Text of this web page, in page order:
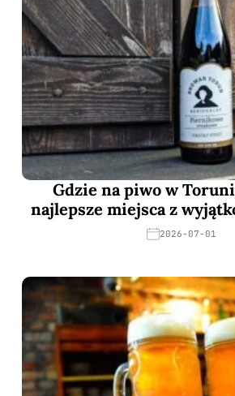
Gdzie na piwo w
najlepsze miejsca z
2026-07-01